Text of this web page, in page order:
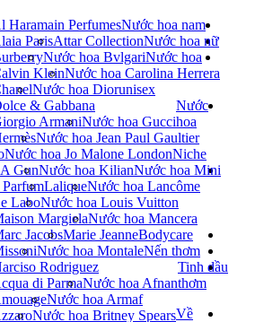
Haramain Perfumes
ParisAttar Collection
Nước hoa Bvlgari
KleinNước hoa Carolina Herrera
Nước hoa Dior
& Gabbana
ArmaniNước hoa Gucci
Nước hoa Jean Paul Gaultier
Nước hoa Jo Malone London
GunNước hoa Kilian
ParfumLaliqueNước hoa Lancôme
LaboNước hoa Louis Vuitton
MargielaNước hoa Mancera
JacobsMarie Jeanne
Nước hoa Montale
Rodriguez
di ParmaNước hoa Afnan
Nước hoa Armaf
Nước hoa Britney Spears
Nước hoa nam
Nước hoa nữ
Nước hoa
unisex
Nước
hoa
Niche
Nước hoa Mini
Bodycare
Nến thơm
Tinh dầu
thơm
Về